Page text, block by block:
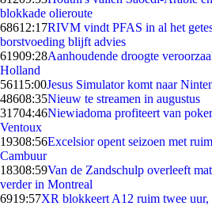
blokkade olieroute
68612:17RIVM vindt PFAS in al het
borstvoeding blijft advies
61909:28Aanhoudende droogte
Holland
56115:00Jesus Simulator komt naar
48608:35Nieuw te streamen in augustus
31704:46Niewiadoma profiteert van
Ventoux
19308:56Excelsior opent seizoen met
Cambuur
18308:59Van de Zandschulp overleeft
verder in Montreal
6919:57XR blokkeert A12 ruim twee uur,